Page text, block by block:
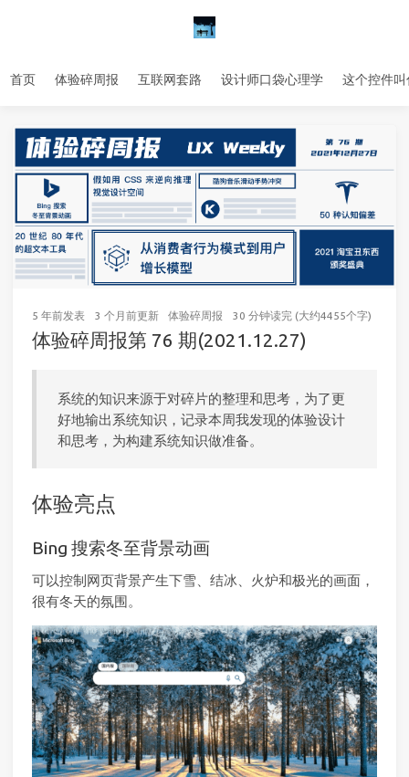
首页 体验碎周报 互联网套路 设计师口袋心理学 这个控件叫
5 年前发表 3 个月前更新 体验碎周报 30 分钟读完 (大约4455个字)
体验碎周报第 76 期(2021.12.27)
系统的知识来源于对碎片的整理和思考，为了更
好地输出系统知识，记录本周我发现的体验设计
和思考，为构建系统知识做准备。
体验亮点
Bing 搜索冬至背景动画
可以控制网页背景产生下雪、结冰、火炉和极光的画面，
很有冬天的氛围。